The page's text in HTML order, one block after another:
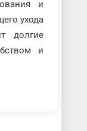
и
ухода
долгие
и